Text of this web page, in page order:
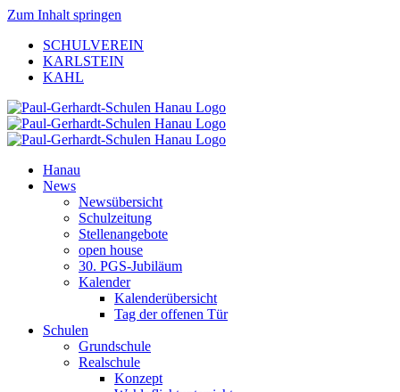
Zum Inhalt springen
SCHULVEREIN
KARLSTEIN
KAHL
Hanau
News
Newsübersicht
Schulzeitung
Stellenangebote
open house
30. PGS-Jubiläum
Kalender
Kalenderübersicht
Tag der offenen Tür
Schulen
Grundschule
Realschule
Konzept